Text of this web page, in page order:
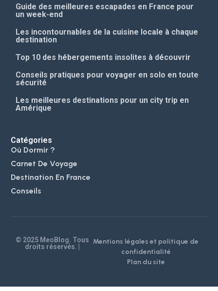
Guide des meilleures escapades en France pour
un week-end
Les incontournables de la cuisine locale à chaque
destination
Top 10 des hébergements insolites à découvrir
Conseils pratiques pour voyager en solo en toute
sécurité
Les meilleures destinations pour un city trip en
Amérique
Catégories
Où Dormir ?
Carnet De Voyage
Destination En France
Conseils
© 2025 MeoBlog. Tous
droits réservés. |
Mentions légales et politique de
confidentialité
Plan du site